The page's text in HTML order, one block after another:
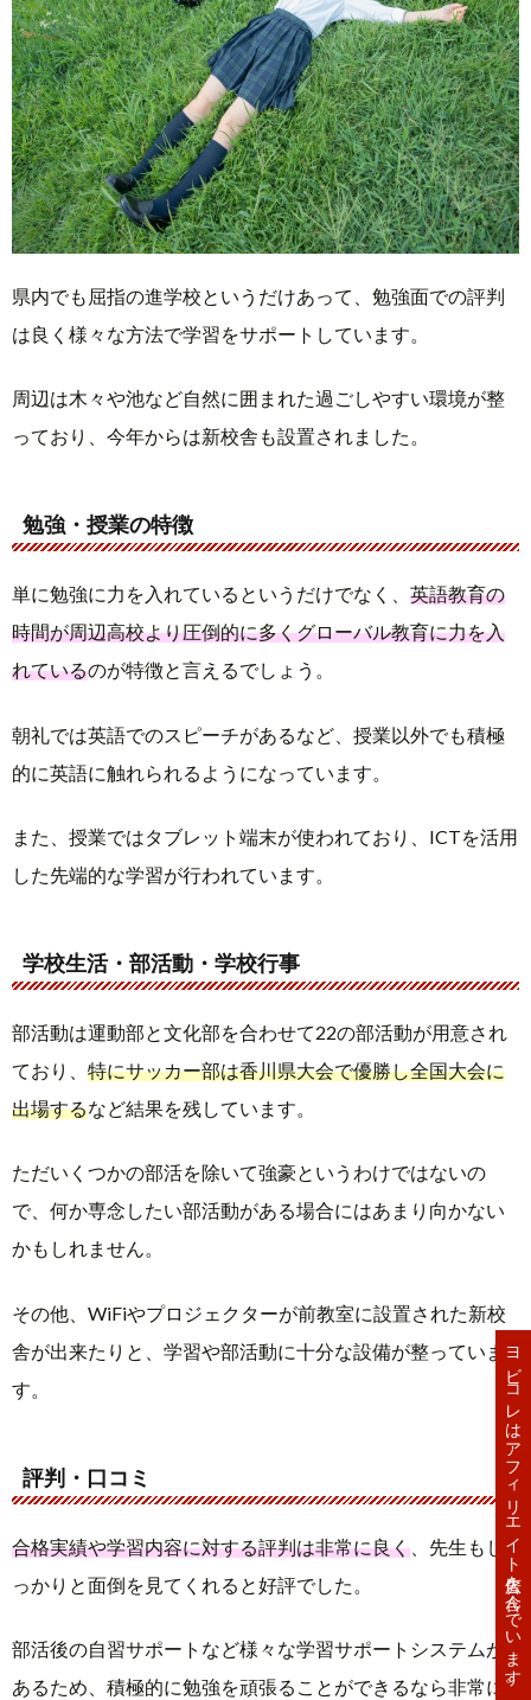
県内でも屈指の進学校というだけあって、勉強面での評判
は良く様々な方法で学習をサポートしています。
周辺は木々や池など自然に囲まれた過ごしやすい環境が整
っており、今年からは新校舎も設置されました。
勉強・授業の特徴
単に勉強に力を入れているというだけでなく、 英語教育の
時間が周辺高校より圧倒的に多くグローバル教育に力を入
れているのが特徴と言えるでしょう。
朝礼では英語でのスピーチがあるなど、授業以外でも積極
的に英語に触れられるようになっています。
また、授業ではタブレット端末が使われており、ICTを活用
した先端的な学習が行われています。
学校生活・部活動・学校行事
部活動は運動部と文化部を合わせて22の部活動が用意され
ており、 特にサッカー部は香川県大会で優勝し全国大会に
出場するなど結果を残しています。
ただいくつかの部活を除いて強豪というわけではないの
で、何か専念したい部活動がある場合にはあまり向かない
かもしれません。
その他、WiFiやプロジェクターが前教室に設置された新校
舎が出来たりと、学習や部活動に十分な設備が整っていま
す。
評判・口コミ
合格実績や学習内容に対する評判は非常に良く 、先生もし
っかりと面倒を見てくれると好評でした。
部活後の自習サポートなど様々な学習サポートシステムが
あるため、積極的に勉強を頑張ることができるなら非常に ヨビコレはアフィリエイト広告を含んでいます。